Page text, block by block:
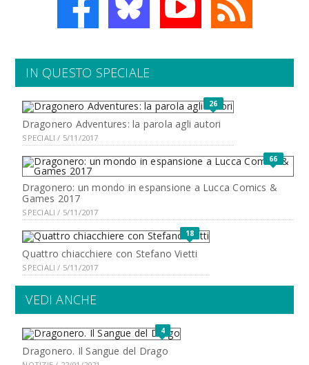
IN QUESTO SPECIALE
26
Dragonero Adventures: la parola agli autori
SPECIALI / 5/11/2017
66
Dragonero: un mondo in espansione a Lucca Comics &
Games 2017
SPECIALI / 5/11/2017
18
Quattro chiacchiere con Stefano Vietti
SPECIALI / 5/11/2017
VEDI ANCHE
4
Dragonero. Il Sangue del Drago